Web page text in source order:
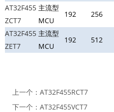
AT32F455
ZCT7
主流型
MCU
192 256
AT32F455
ZET7
主流型
MCU
192 512
上一个： AT32F455RCT7
下一个： AT32F455VCT7